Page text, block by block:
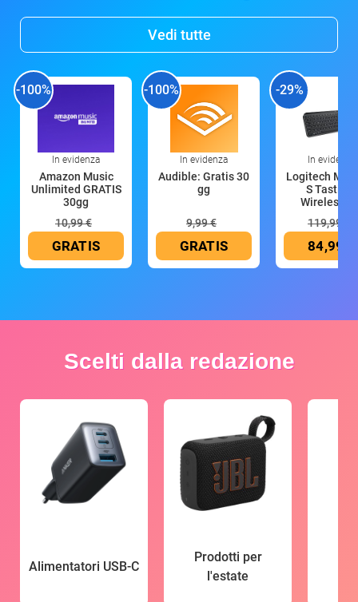
Vedi tutte
-100%
In evidenza
Amazon Music
Unlimited GRATIS
30gg
10,99 €
GRATIS
-100%
In evidenza
Audible: Gratis 30
gg
9,99 €
GRATIS
-29%
In evidenza
Logitech MX
S Tastiera
Wireless
119,99 €
84,99 €
Scelti dalla redazione
Alimentatori USB-C
Prodotti per
l'estate